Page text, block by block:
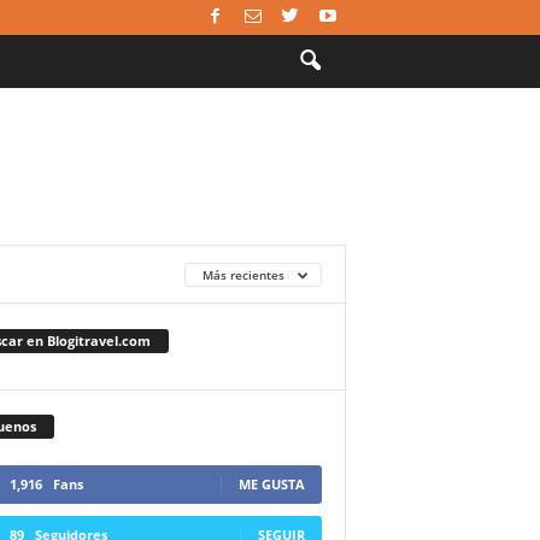
Más recientes
en Blogitravel.com
1,916 Fans ME GUSTA
89 Seguidores SEGUIR